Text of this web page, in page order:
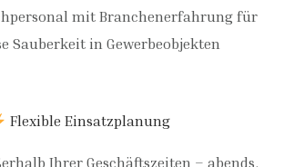
mit Branchenerfahrung für
Sauberkeit in Gewerbeobjekten
Flexible Einsatzplanung
Ihrer Geschäftszeiten – abends,